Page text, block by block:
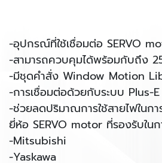
-อุปกรณ์ที่ใช้เชื่อมต่อ SERVO
-สามารถควบคุมได้พร้อมกับถึง
-มีชุดคำสั่ง Window Motion
-การเชื่อมต่อด้วยกับระบบ
-ช่วยลดปริมาณการใช้สายไฟในก
ยี่ห้อ SERVO motor ที่รองรับใน
-Mitsubishi
-Yaskawa